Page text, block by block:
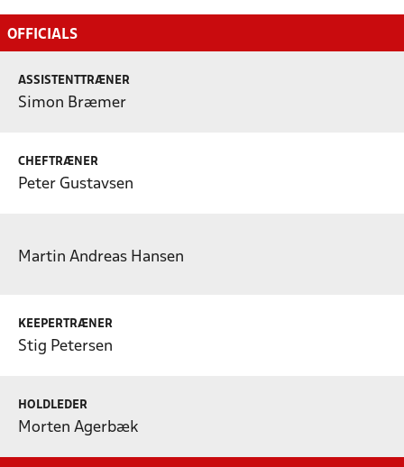
OFFICIALS
ASSISTENTTRÆNER
Simon Bræmer
CHEFTRÆNER
Peter Gustavsen
Martin Andreas Hansen
KEEPERTRÆNER
Stig Petersen
HOLDLEDER
Morten Agerbæk